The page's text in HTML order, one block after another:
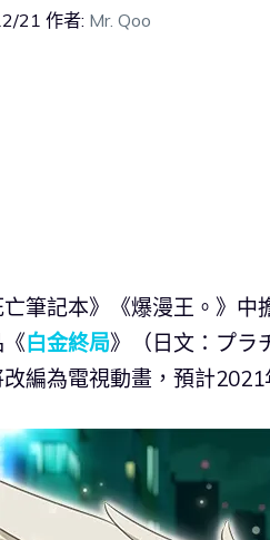
21 作者: Mr. Qoo
筆記本》《爆漫王。》
白金終局》（日文：プラ
編為電視動畫，預計2021